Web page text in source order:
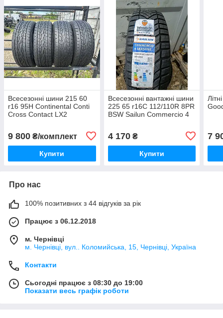
Всесезонні шини 215 60
r16 95H Continental Conti
Cross Contact LX2
9 800 ₴/комплект
Купити
Всесезонні вантажні шини
225 65 r16C 112/110R 8PR
BSW Sailun Commercio 4
4 170₴
Купити
7
Про нас
100% позитивних з 44 відгуків за рік
Працює з 06.12.2018
м. Чернівці
м. Чернівці, вул.. Коломийська, 15, Чернівці, Україна
Контакти
Сьогодні працює з 08:30 до 19:00
Показати весь графік роботи